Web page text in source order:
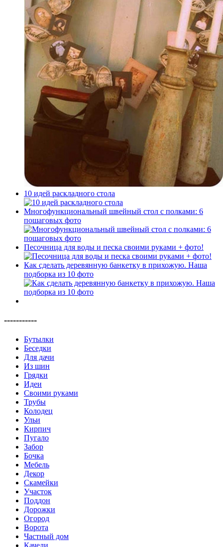
10 идей раскладного стола
Многофункциональный швейный стол с полками: 6
пошаговых фото
Песочница для воды и песка своими руками + фото!
Как сделать деревянную банкетку в прихожую. Наша
подборка из 10 фото
-----------
Бутылки
Беседки
Для дачи
Из шин
Грядки
Идеи
Своими руками
Трубы
Колодец
Ульи
Кирпич
Пугало
Забор
Бочка
Мебель
Декор
Скамейки
Участок
Поддон
Дорожки
Огород
Ворота
Частный дом